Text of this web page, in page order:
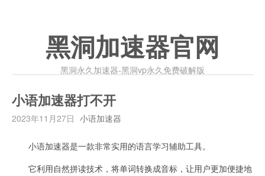
黑洞加速器官网
黑洞永久加速器-黑洞vp永久免费破解版
小语加速器打不开
2023年11月27日 小语加速器
小语加速器是一款非常实用的语言学习辅助工具。
它利用自然拼读技术，将单词转换成音标，让用户更加便捷地